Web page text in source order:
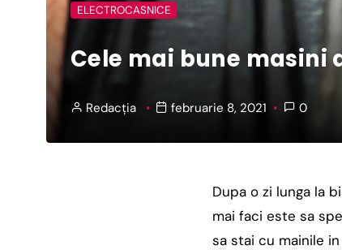
ELECTROCASNICE
Cele mai bune masini
Redacția februarie 8, 2021 0
Dupa o zi lunga la
mai faci este sa
sa stai cu mainile